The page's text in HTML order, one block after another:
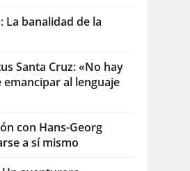
La banalidad de la
Santa Cruz: «No hay
al lenguaje
con Hans-Georg
a sí mismo